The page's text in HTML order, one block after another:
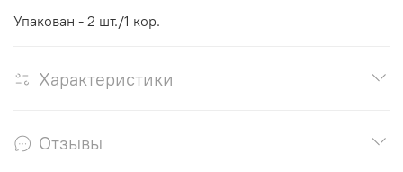
Упакован - 2 шт./1 кор.
Характеристики
Отзывы